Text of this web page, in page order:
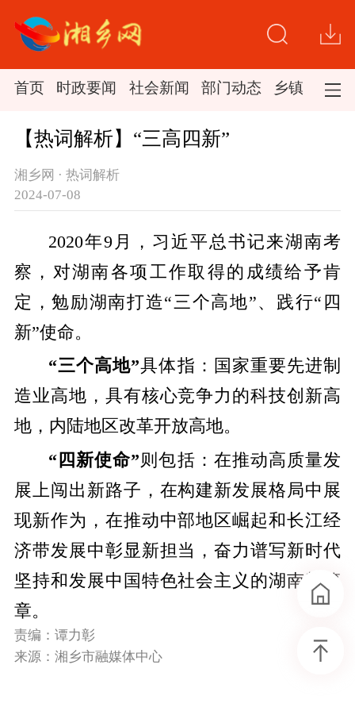
首页 时政要闻 社会新闻 部门动态 乡镇新闻
【热词解析】“三高四新”
湘乡网 · 热词解析
2024-07-08
2020年9月，习近平总书记来湖南考
察，对湖南各项工作取得的成绩给予肯
定，勉励湖南打造“三个高地”、践行“四
新”使命。
“三个高地”具体指：国家重要先进制
造业高地，具有核心竞争力的科技创新高
地，内陆地区改革开放高地。
“四新使命”则包括：在推动高质量发
展上闯出新路子，在构建新发展格局中展
现新作为，在推动中部地区崛起和长江经
济带发展中彰显新担当，奋力谱写新时代
坚持和发展中国特色社会主义的湖南新篇
章。
责编：谭力彰
来源：湘乡市融媒体中心